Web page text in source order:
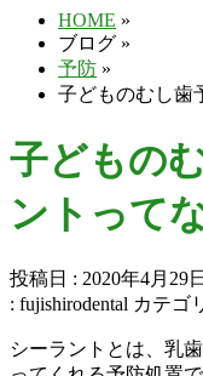
HOME »
ブログ »
予防 »
子どものむし歯
子どもの
ントって
投稿日 : 2020年4月29日
: fujishirodental カテゴ
シーラントとは、乳